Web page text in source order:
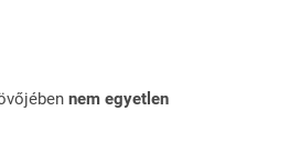
nem egyetlen